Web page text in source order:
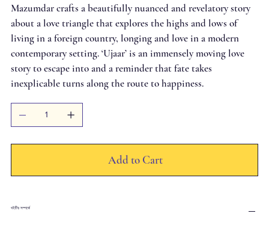
Mazumdar crafts a beautifully nuanced and revelatory story
about a love triangle that explores the highs and lows of
living in a foreign country, longing and love in a modern
contemporary setting. ‘Ujaar’ is an immensely moving love
story to escape into and a reminder that fate takes
inexplicable turns along the route to happiness.
Add to Cart
বইটির সম্পর্কে